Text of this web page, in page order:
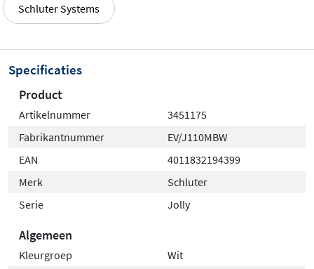
Schluter Systems
Specificaties
Product
Artikelnummer
3451175
Fabrikantnummer
EV/J110MBW
EAN
4011832194399
Merk
Schluter
Serie
Jolly
Algemeen
Kleurgroep
Wit